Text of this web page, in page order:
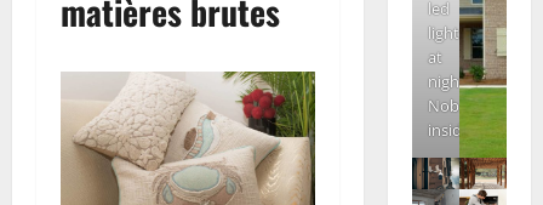
matières brutes
led
lights
at
night.
Nobody
inside